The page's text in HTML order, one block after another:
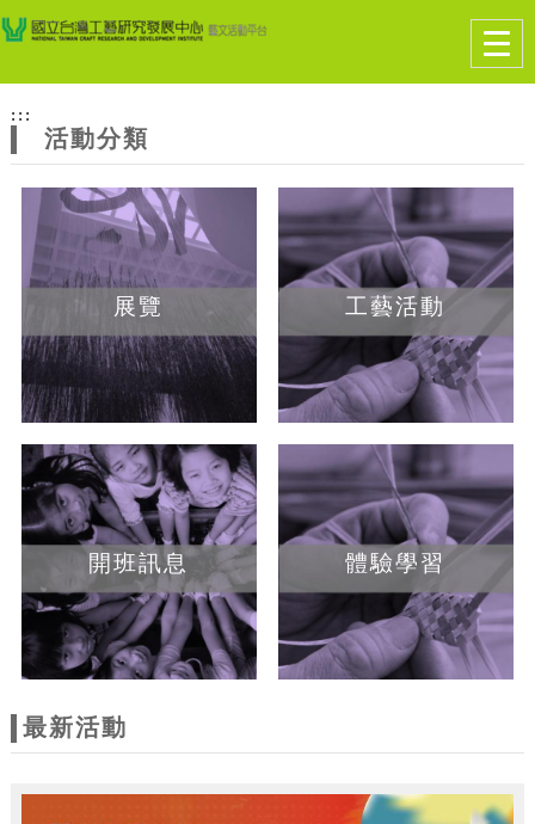
網
站
主
題
跳到主要內容
網站導覽
:::
活動分類
展覽 工藝活動
開班訊息 體驗學習
最新活動